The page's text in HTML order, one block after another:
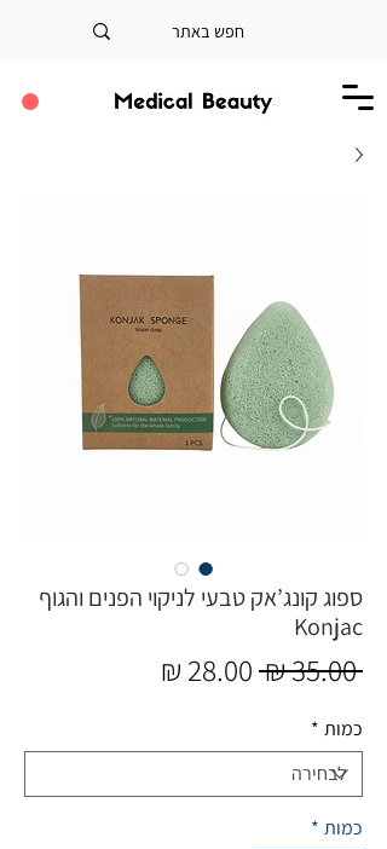
ספוג קונג’אק טבעי לניקוי הפנים והגוף
Konjac
‏35.00 ‏₪
מחיר
כמות *
כמות *